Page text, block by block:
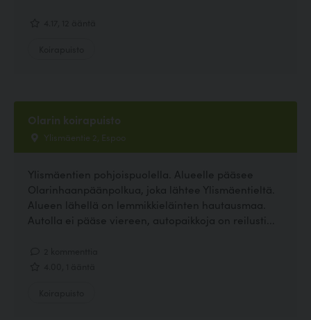
Olarin koirapuisto
Ylismäentie 2, Espoo
Ylismäentien pohjoispuolella. Alueelle pääsee
Olarinhaanpäänpolkua, joka lähtee Ylismäentieltä.
Alueen lähellä on lemmikkieläinten hautausmaa.
Autolla ei pääse viereen, autopaikkoja on reilusti...